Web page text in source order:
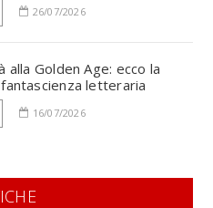
26/07/2026
alla Golden Age: ecco la
letteraria
16/07/2026